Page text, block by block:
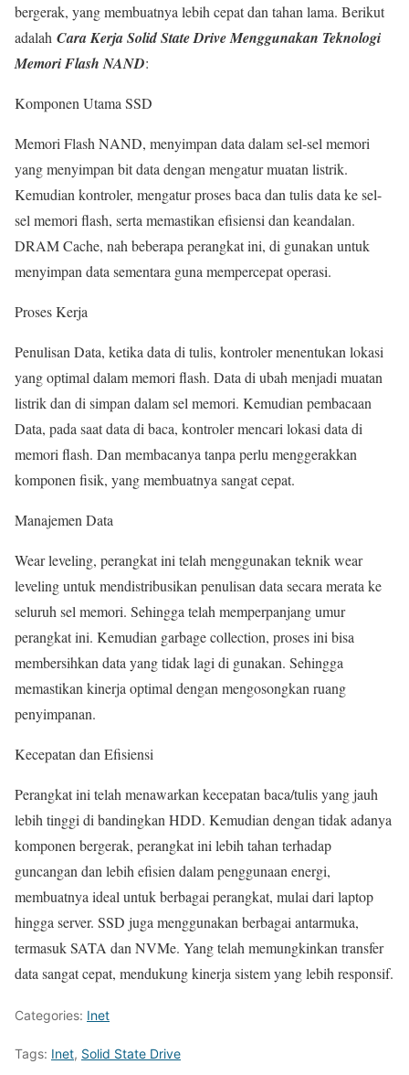
bergerak, yang membuatnya lebih cepat dan tahan lama. Berikut
adalah Cara Kerja Solid State Drive Menggunakan Teknologi
Memori Flash NAND:
Komponen Utama SSD
Memori Flash NAND, menyimpan data dalam sel-sel memori
yang menyimpan bit data dengan mengatur muatan listrik.
Kemudian kontroler, mengatur proses baca dan tulis data ke sel-
sel memori flash, serta memastikan efisiensi dan keandalan.
DRAM Cache, nah beberapa perangkat ini, di gunakan untuk
menyimpan data sementara guna mempercepat operasi.
Proses Kerja
Penulisan Data, ketika data di tulis, kontroler menentukan lokasi
yang optimal dalam memori flash. Data di ubah menjadi muatan
listrik dan di simpan dalam sel memori. Kemudian pembacaan
Data, pada saat data di baca, kontroler mencari lokasi data di
memori flash. Dan membacanya tanpa perlu menggerakkan
komponen fisik, yang membuatnya sangat cepat.
Manajemen Data
Wear leveling, perangkat ini telah menggunakan teknik wear
leveling untuk mendistribusikan penulisan data secara merata ke
seluruh sel memori. Sehingga telah memperpanjang umur
perangkat ini. Kemudian garbage collection, proses ini bisa
membersihkan data yang tidak lagi di gunakan. Sehingga
memastikan kinerja optimal dengan mengosongkan ruang
penyimpanan.
Kecepatan dan Efisiensi
Perangkat ini telah menawarkan kecepatan baca/tulis yang jauh
lebih tinggi di bandingkan HDD. Kemudian dengan tidak adanya
komponen bergerak, perangkat ini lebih tahan terhadap
guncangan dan lebih efisien dalam penggunaan energi,
membuatnya ideal untuk berbagai perangkat, mulai dari laptop
hingga server. SSD juga menggunakan berbagai antarmuka,
termasuk SATA dan NVMe. Yang telah memungkinkan transfer
data sangat cepat, mendukung kinerja sistem yang lebih responsif.
Categories: Inet
Tags: Inet, Solid State Drive